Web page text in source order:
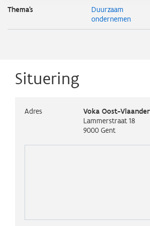
Thema's
Duurzaam
ondernemen
Situering
Adres
Voka Oost-
Lammerstraat 18
9000 Gent